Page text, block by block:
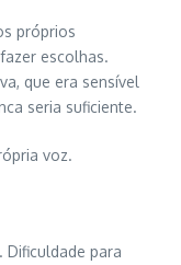
próprios
escolhas.
que era sensível
seria suficiente.
voz.
Dificuldade para